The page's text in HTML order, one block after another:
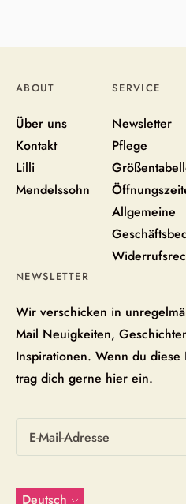
legen
ABOUT
Über uns
Kontakt
Lilli
Mendelssohn
SERVICE
Newsletter
Pflege
Allgemeine
NEWSLETTER
Wir verschicken in
Mail Neuigkeiten,
Inspirationen. Wenn du diese
trag dich gerne hier ein.
Sprache
Deutsch